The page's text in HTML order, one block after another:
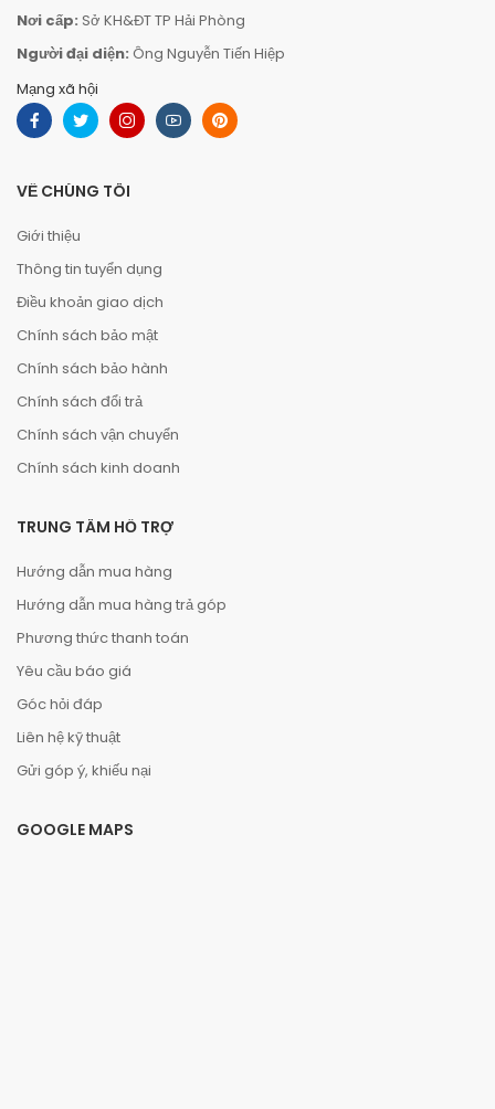
Nơi cấp: Sở KH&ĐT TP Hải Phòng
Người đại diện: Ông Nguyễn Tiến Hiệp
Mạng xã hội
VỀ CHÚNG TÔI
Giới thiệu
Thông tin tuyển dụng
Điều khoản giao dịch
Chính sách bảo mật
Chính sách bảo hành
Chính sách đổi trả
Chính sách vận chuyển
Chính sách kinh doanh
TRUNG TÂM HỖ TRỢ
Hướng dẫn mua hàng
Hướng dẫn mua hàng trả góp
Phương thức thanh toán
Yêu cầu báo giá
Góc hỏi đáp
Liên hệ kỹ thuật
Gửi góp ý, khiếu nại
GOOGLE MAPS